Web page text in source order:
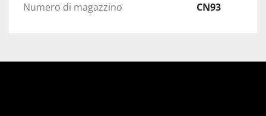
Numero di magazzino
CN93